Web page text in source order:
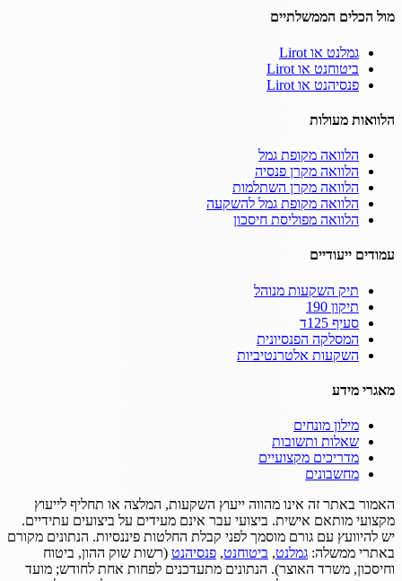
מול הכלים הממשלתיים
גמלנט או Lirot
ביטוחנט או Lirot
פנסיהנט או Lirot
הלוואות מעולות
הלוואה מקופת גמל
הלוואה מקרן פנסיה
הלוואה מקרן השתלמות
הלוואה מקופת גמל להשקעה
הלוואה מפוליסת חיסכון
עמודים ייעודיים
תיק השקעות מנוהל
תיקון 190
סעיף 125ד
המסלקה הפנסיונית
השקעות אלטרנטיביות
מאגרי מידע
מילון מונחים
שאלות ותשובות
מדריכים מקצועיים
מחשבונים
האמור באתר זה אינו מהווה ייעוץ השקעות, המלצה או תחליף לייעוץ
מקצועי מותאם אישית. ביצועי עבר אינם מעידים על ביצועים עתידיים.
יש להיוועץ עם גורם מוסמך לפני קבלת החלטות פיננסיות. הנתונים מקורם
באתרי ממשלה: גמלנט, ביטוחנט, פנסיהנט (רשות שוק ההון, ביטוח
וחיסכון, משרד האוצר). הנתונים מתעדכנים לפחות אחת לחודש; מועד